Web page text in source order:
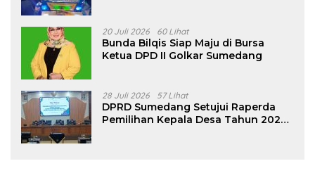
20 Juli 2026 60 Lihat
Bunda Bilqis Siap Maju di Bursa
Ketua DPD II Golkar Sumedang
28 Juli 2026 57 Lihat
DPRD Sumedang Setujui Raperda
Pemilihan Kepala Desa Tahun 2026